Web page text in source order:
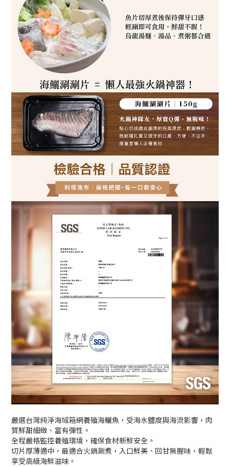
嚴選台灣純淨海域箱網養殖海鱺魚，受海水鹽度與海流影響，肉
質鮮甜細緻、富有彈性。
全程嚴格監控養殖環境，確保食材新鮮安全。
切片厚薄適中，最適合火鍋涮煮，入口鮮美、回甘無腥味，輕鬆
享受高級海鮮滋味。